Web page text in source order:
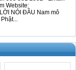
Website:
NÓI ĐẦU Nam mô